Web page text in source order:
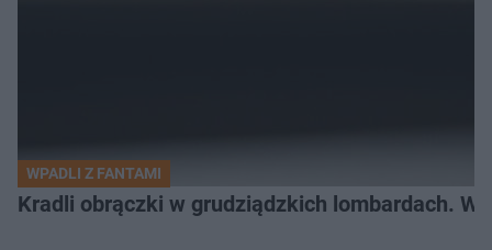
WPADLI Z FANTAMI
Kradli obrączki w grudziądzkich lombardach.